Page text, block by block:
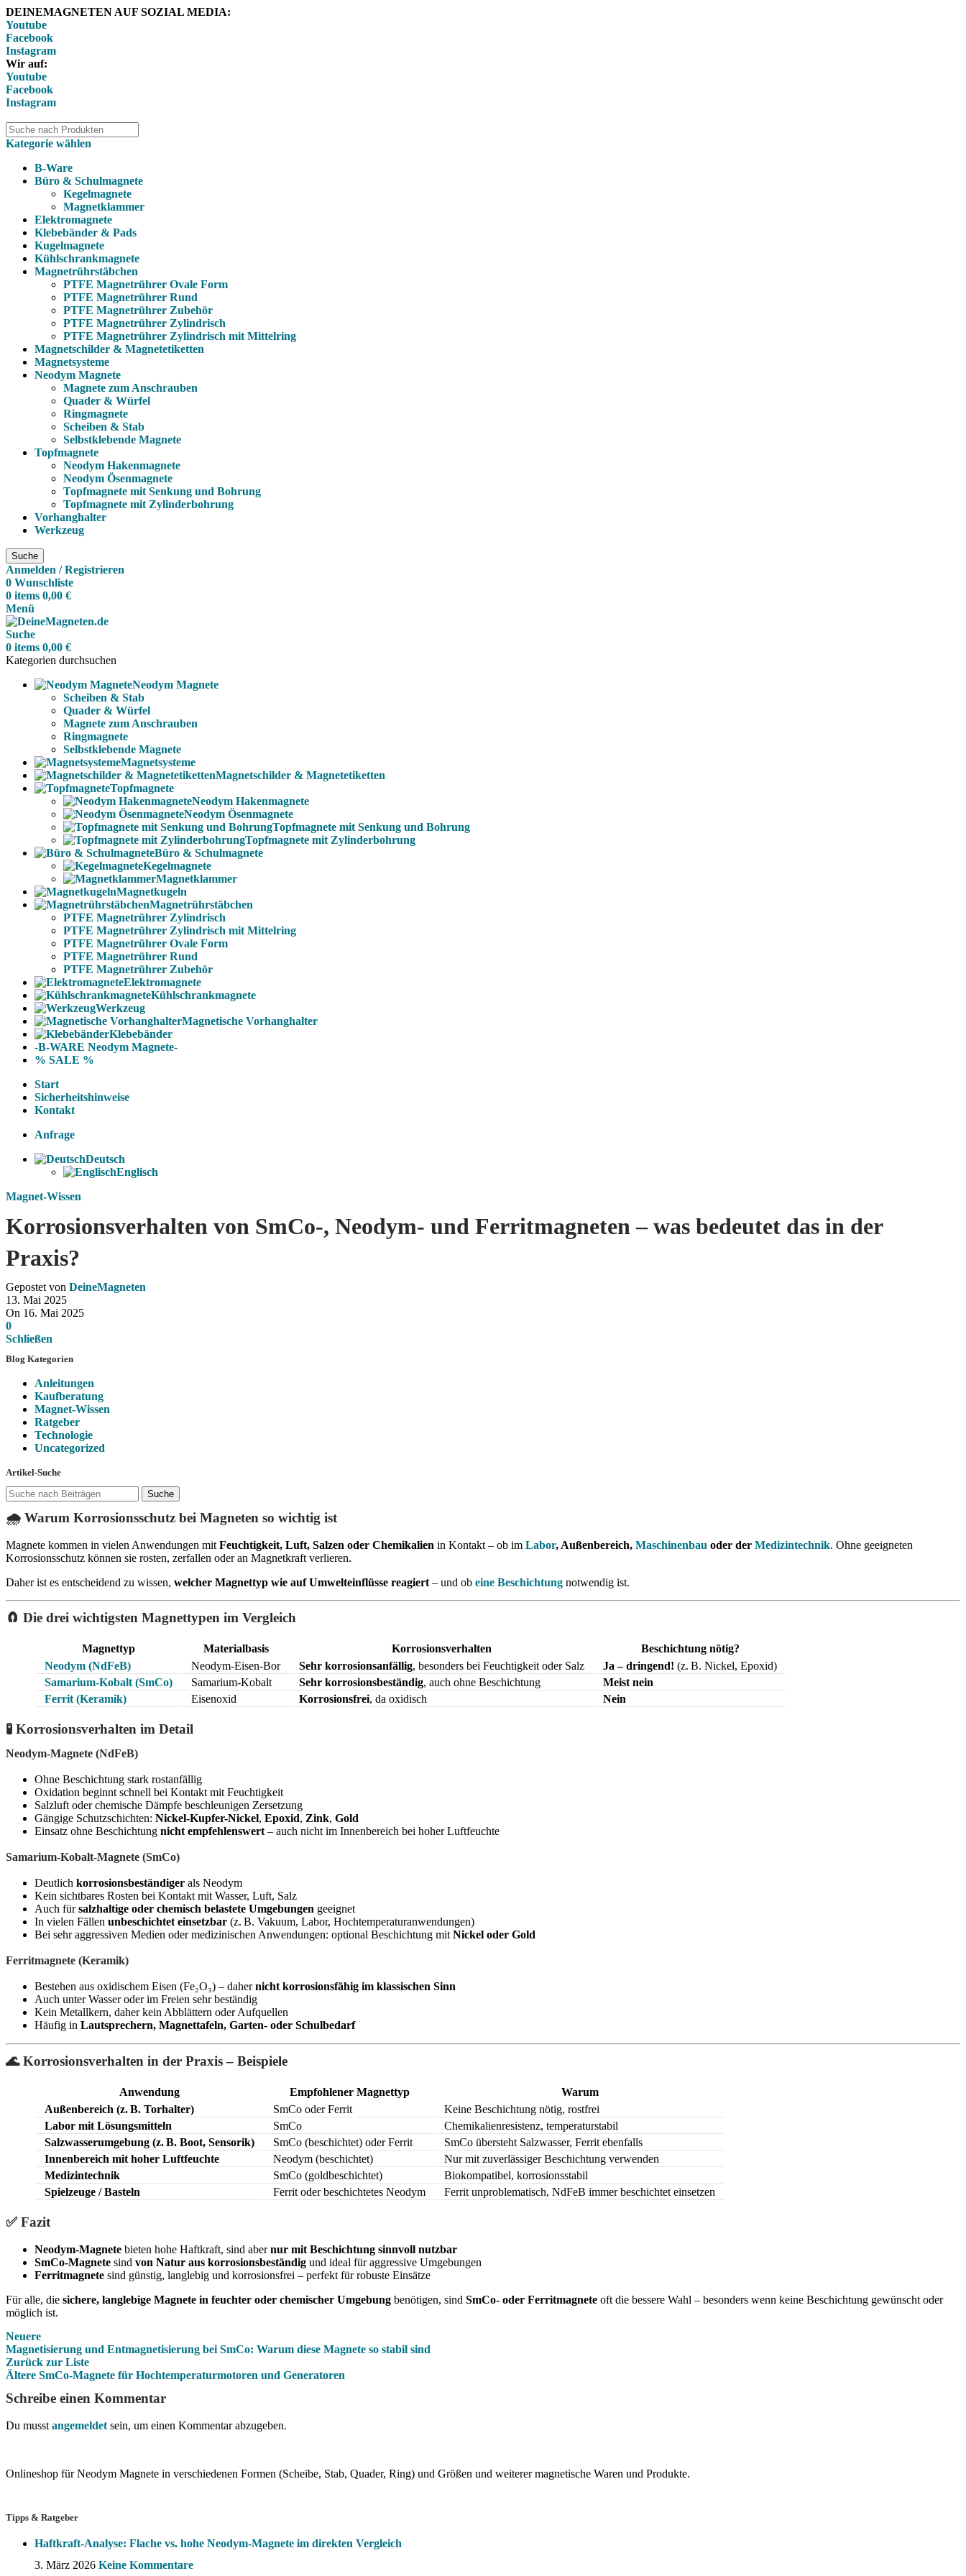
DEINEMAGNETEN AUF SOZIAL MEDIA:
Youtube
Facebook
Instagram
Wir auf:
Youtube
Facebook
Instagram
Kategorie wählen
B-Ware
Büro & Schulmagnete
Kegelmagnete
Magnetklammer
Elektromagnete
Klebebänder & Pads
Kugelmagnete
Kühlschrankmagnete
Magnetrührstäbchen
PTFE Magnetrührer Ovale Form
PTFE Magnetrührer Rund
PTFE Magnetrührer Zubehör
PTFE Magnetrührer Zylindrisch
PTFE Magnetrührer Zylindrisch mit Mittelring
Magnetschilder & Magnetetiketten
Magnetsysteme
Neodym Magnete
Magnete zum Anschrauben
Quader & Würfel
Ringmagnete
Scheiben & Stab
Selbstklebende Magnete
Topfmagnete
Neodym Hakenmagnete
Neodym Ösenmagnete
Topfmagnete mit Senkung und Bohrung
Topfmagnete mit Zylinderbohrung
Vorhanghalter
Werkzeug
Suche
Anmelden / Registrieren
0 Wunschliste
0 items 0,00 €
Menü
Suche
0 items 0,00 €
Kategorien durchsuchen
Neodym Magnete
Scheiben & Stab
Quader & Würfel
Magnete zum Anschrauben
Ringmagnete
Selbstklebende Magnete
Magnetsysteme
Magnetschilder & Magnetetiketten
Topfmagnete
Neodym Hakenmagnete
Neodym Ösenmagnete
Topfmagnete mit Senkung und Bohrung
Topfmagnete mit Zylinderbohrung
Büro & Schulmagnete
Kegelmagnete
Magnetklammer
Magnetkugeln
Magnetrührstäbchen
PTFE Magnetrührer Zylindrisch
PTFE Magnetrührer Zylindrisch mit Mittelring
PTFE Magnetrührer Ovale Form
PTFE Magnetrührer Rund
PTFE Magnetrührer Zubehör
Elektromagnete
Kühlschrankmagnete
Werkzeug
Magnetische Vorhanghalter
Klebebänder
-B-WARE Neodym Magnete-
% SALE %
Start
Sicherheitshinweise
Kontakt
Anfrage
Deutsch
Englisch
Magnet-Wissen
Korrosionsverhalten von SmCo-, Neodym- und Ferritmagneten – was bedeutet das in der
Praxis?
Gepostet von DeineMagneten
13. Mai 2025
On 16. Mai 2025
0
Schließen
Blog Kategorien
Anleitungen
Kaufberatung
Magnet-Wissen
Ratgeber
Technologie
Uncategorized
Artikel-Suche
Suche
🌧️ Warum Korrosionsschutz bei Magneten so wichtig ist
Magnete kommen in vielen Anwendungen mit Feuchtigkeit, Luft, Salzen oder Chemikalien in Kontakt – ob im Labor, Außenbereich, Maschinenbau oder der Medizintechnik. Ohne geeigneten
Korrosionsschutz können sie rosten, zerfallen oder an Magnetkraft verlieren.
Daher ist es entscheidend zu wissen, welcher Magnettyp wie auf Umwelteinflüsse reagiert – und ob eine Beschichtung notwendig ist.
🧲 Die drei wichtigsten Magnettypen im Vergleich
Magnettyp Materialbasis Korrosionsverhalten
Beschichtung nötig?
Neodym (NdFeB)
Neodym-Eisen-Bor Sehr korrosionsanfällig, besonders bei Feuchtigkeit oder Salz Ja – dringend! (z. B. Nickel, Epoxid)
Samarium-Kobalt (SmCo)
Samarium-Kobalt Sehr korrosionsbeständig, auch ohne Beschichtung
Meist nein
Ferrit (Keramik)
Eisenoxid Korrosionsfrei, da oxidisch Nein
🧪 Korrosionsverhalten im Detail
Neodym-Magnete (NdFeB)
Ohne Beschichtung stark rostanfällig
Oxidation beginnt schnell bei Kontakt mit Feuchtigkeit
Salzluft oder chemische Dämpfe beschleunigen Zersetzung
Gängige Schutzschichten: Nickel-Kupfer-Nickel, Epoxid, Zink, Gold
Einsatz ohne Beschichtung nicht empfehlenswert – auch nicht im Innenbereich bei hoher Luftfeuchte
Samarium-Kobalt-Magnete (SmCo)
Deutlich korrosionsbeständiger als Neodym
Kein sichtbares Rosten bei Kontakt mit Wasser, Luft, Salz
Auch fürsalzhaltige oder chemisch belastete Umgebungen geeignet
In vielen Fällen unbeschichtet einsetzbar (z. B. Vakuum, Labor, Hochtemperaturanwendungen)
Bei sehr aggressiven Medien oder medizinischen Anwendungen: optional Beschichtung mit Nickel oder Gold
Ferritmagnete (Keramik)
Bestehen aus oxidischem Eisen (Fe₂O₃) – dahernicht korrosionsfähig im klassischen Sinn
Auch unter Wasser oder im Freien sehr beständig
Kein Metallkern, daher kein Abblättern oder Aufquellen
Häufig in Lautsprechern, Magnettafeln, Garten- oder Schulbedarf
🌊 Korrosionsverhalten in der Praxis – Beispiele
Anwendung Empfohlener Magnettyp
Warum
Außenbereich (z. B. Torhalter)
SmCo oder Ferrit
Keine Beschichtung nötig, rostfrei
Labor mit Lösungsmitteln
SmCo
Chemikalienresistenz, temperaturstabil
Salzwasserumgebung (z. B. Boot, Sensorik)
SmCo (beschichtet) oder Ferrit
SmCo übersteht Salzwasser, Ferrit ebenfalls
Innenbereich mit hoher Luftfeuchte
Neodym (beschichtet)
Nur mit zuverlässiger Beschichtung verwenden
Medizintechnik
SmCo (goldbeschichtet)
Biokompatibel, korrosionsstabil
Spielzeuge / Basteln
Ferrit oder beschichtetes Neodym Ferrit unproblematisch, NdFeB immer beschichtet einsetzen
✅ Fazit
Neodym-Magnete bieten hohe Haftkraft, sind abernur mit Beschichtung sinnvoll nutzbar
SmCo-Magnete sind von Natur aus korrosionsbeständig und ideal für aggressive Umgebungen
Ferritmagnete sind günstig, langlebig und korrosionsfrei – perfekt für robuste Einsätze
Für alle, die sichere, langlebige Magnete in feuchter oder chemischer Umgebung benötigen, sind SmCo- oder Ferritmagnete oft die bessere Wahl – besonders wenn keine Beschichtung gewünscht oder
möglich ist.
Neuere
Magnetisierung und Entmagnetisierung bei SmCo: Warum diese Magnete so stabil sind
Zurück zur Liste
Ältere SmCo-Magnete für Hochtemperaturmotoren und Generatoren
Schreibe einen Kommentar
Du musst angemeldet sein, um einen Kommentar abzugeben.
Onlineshop für Neodym Magnete in verschiedenen Formen (Scheibe, Stab, Quader, Ring) und Größen und weiterer magnetische Waren und Produkte.
Tipps & Ratgeber
Haftkraft-Analyse: Flache vs. hohe Neodym-Magnete im direkten Vergleich
3. März 2026 Keine Kommentare